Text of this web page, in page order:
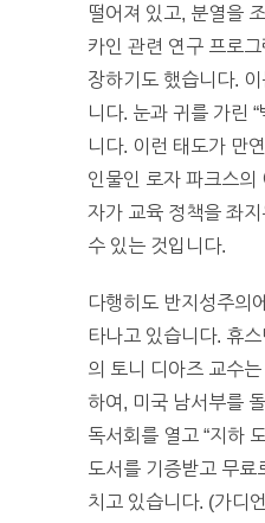
떨어져 있고, 분열을
카인 관련 연구 프로
장하기도 했습니다.
니다. 눈과 귀를 가린
니다. 이런 태도가 만
인물인 로자 파크스의
자가 교육 정책을 좌
수 있는 것입니다.
다행히도 반지성주의
타나고 있습니다. 휴
의 토니 디아즈 교수
하여, 미국 남서부를
독서회를 열고 “지하
도서를 기증받고 무료
치고 있습니다. (가디